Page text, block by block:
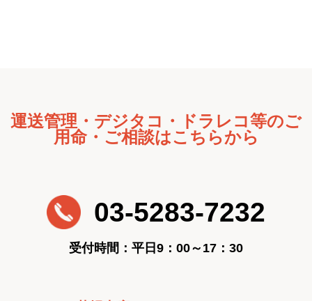
運送管理・デジタコ・ドラレコ等のご
用命・ご相談はこちらから
03-5283-7232
受付時間：平日9：00～17：30